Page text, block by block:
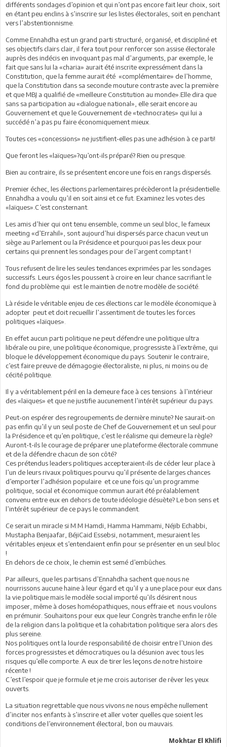
différents sondages d’opinion et qui n’ont pas encore fait leur choix, soit
en étant peu enclins à s’inscrire sur les listes électorales, soit en penchant
vers l’abstentionnisme.
Comme Ennahdha est un grand parti structuré, organisé, et discipliné et
ses objectifs clairs clair, il fera tout pour renforcer son assise électorale
auprès des indécis en invoquant pas mal d’arguments, par exemple, le
fait que sans lui la «charia» aurait été inscrite expressément dans la
Constitution, que la femme aurait été «complémentaire» de l’homme,
que la Constitution dans sa seconde mouture contraste avec la première
et que MBJ a qualifié de «meilleure Constitution au monde».Elle dira que
sans sa participation au «dialogue national», elle serait encore au
Gouvernement et que le Gouvernement de «technocrates» qui lui a
succédé n’a pas pu faire économiquement mieux.
Toutes ces «concessions» ne justifient-elles pas une adhésion à ce parti!
Que feront les «laïques»?qu’ont-ils préparé? Rien ou presque.
Bien au contraire, ils se présentent encore une fois en rangs dispersés.
Premier échec, les élections parlementaires précèderont la présidentielle.
Ennahdha a voulu qu’il en soit ainsi et ce fut. Examinez les votes des
«laïques».C’est consternant.
Les amis d’hier qui ont tenu ensemble, comme un seul bloc, le fameux
meeting «d’Errahil», sont aujourd’hui dispersés parce chacun veut un
siège au Parlement ou la Présidence et pourquoi pas les deux pour
certains qui prennent les sondages pour de l’argent comptant !
Tous refusent de lire les seules tendances exprimées par les sondages
successifs. Leurs égos les poussent à croire en leur chance sacrifiant le
fond du problème qui est le maintien de notre modèle de société.
Là réside le véritable enjeu de ces élections car le modèle économique à
adopter peut et doit recueillir l’assentiment de toutes les forces
politiques «laïques».
En effet aucun parti politique ne peut défendre une politique ultra
libérale ou pire, une politique économique, progressiste à l’extrême, qui
bloque le développement économique du pays. Soutenir le contraire,
c’est faire preuve de démagogie électoraliste, ni plus, ni moins ou de
cécité politique.
Il y a véritablement péril en la demeure face à ces tensions à l’intérieur
des «laïques» et que ne justifie aucunement l’intérêt supérieur du pays.
Peut-on espérer des regroupements de dernière minute? Ne saurait-on
pas enfin qu’il y un seul poste de Chef de Gouvernement et un seul pour
la Présidence et qu’en politique, c’est le réalisme qui demeure la règle?
Auront-t-ils le courage de préparer une plateforme électorale commune
et de la défendre chacun de son côté?
Ces prétendus leaders politiques accepteraient-ils de céder leur place à
l’un de leurs rivaux politiques pourvu qu’il présente de larges chances
d’emporter l’adhésion populaire et ce une fois qu’un programme
politique, social et économique commun aurait été préalablement
convenu entre eux en dehors de toute idéologie désuète? Le bon sens et
l’intérêt supérieur de ce pays le commandent.
Ce serait un miracle si M.M Hamdi, Hamma Hammami, Néjib Echabbi,
Mustapha Benjaafar, BéjiCaid Essebsi, notamment, mesuraient les
véritables enjeux et s’entendaient enfin pour se présenter en un seul bloc
!
En dehors de ce choix, le chemin est semé d’embûches.
Par ailleurs, que les partisans d’Ennahdha sachent que nous ne
nourrissons aucune haine à leur égard et qu’il y a une place pour eux dans
la vie politique mais le modèle social importé qu’ils désirent nous
imposer, même à doses homéopathiques, nous effraie et nous voulons
en prémunir. Souhaitons pour eux que leur Congrès tranche enfin le rôle
de la religion dans la politique et la cohabitation politique sera alors des
plus sereine.
Nos politiques ont la lourde responsabilité de choisir entre l’Union des
forces progressistes et démocratiques ou la désunion avec tous les
risques qu’elle comporte. A eux de tirer les leçons de notre histoire
récente !
C’est l’espoir que je formule et je me crois autoriser de rêver les yeux
ouverts.
La situation regrettable que nous vivons ne nous empêche nullement
d’inciter nos enfants à s’inscrire et aller voter quelles que soient les
conditions de l’environnement électoral, bon ou mauvais.
Mokhtar El Khlifi